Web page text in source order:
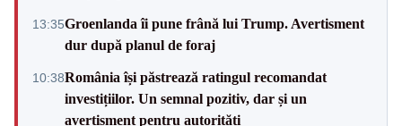
13:35Groenlanda îi pune frână lui Trump. Avertisment
dur după planul de foraj
10:38România își păstrează ratingul recomandat
investițiilor. Un semnal pozitiv, dar și un
avertisment pentru autorități